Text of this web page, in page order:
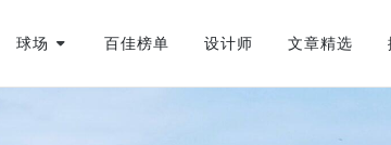
球场 百佳榜单 设计师 文章精选